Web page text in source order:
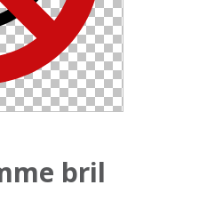
bril